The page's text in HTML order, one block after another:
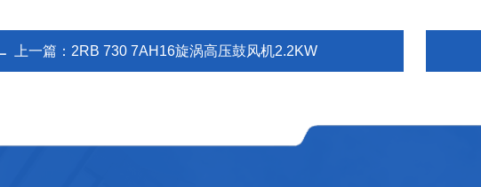
上一篇： 2RB 730 7AH16旋涡高压鼓风机2.2KW